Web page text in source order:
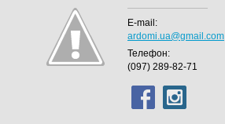
E-mail:
ardomi.ua@gmail.com
Телефон:
(097) 289-82-71